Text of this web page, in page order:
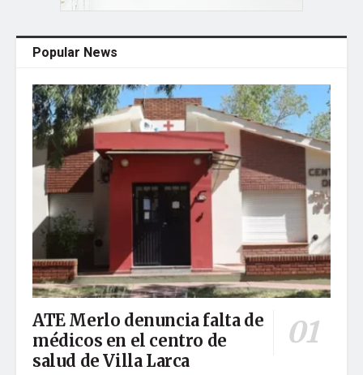
Popular News
ATE Merlo denuncia falta de
médicos en el centro de
salud de Villa Larca